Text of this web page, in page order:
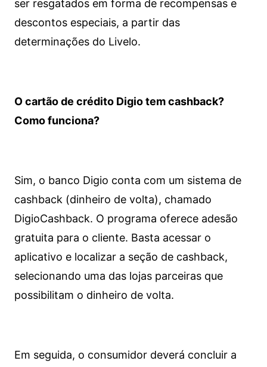
ser resgatados em forma de recompensas e
descontos especiais, a partir das
determinações do Livelo.
O cartão de crédito Digio tem cashback?
Como funciona?
Sim, o banco Digio conta com um sistema de
cashback (dinheiro de volta), chamado
DigioCashback. O programa oferece adesão
gratuita para o cliente. Basta acessar o
aplicativo e localizar a seção de cashback,
selecionando uma das lojas parceiras que
possibilitam o dinheiro de volta.
Em seguida, o consumidor deverá concluir a